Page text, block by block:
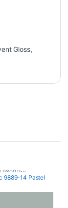
Gloss,
9800 Pro
9889-14 Pastel